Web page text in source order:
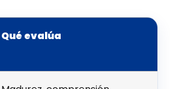
Qué evalúa